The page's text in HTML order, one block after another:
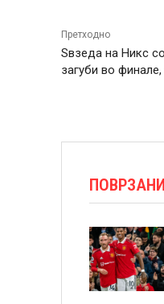
Претходно
Ѕвзеда на Никс
загуби во